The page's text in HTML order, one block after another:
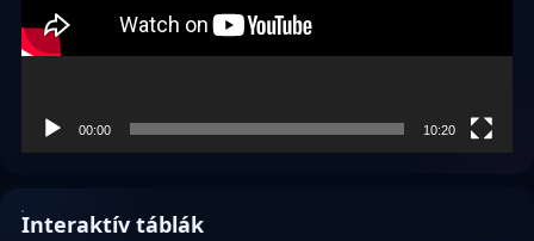
00:00 10:20
Interaktív táblák